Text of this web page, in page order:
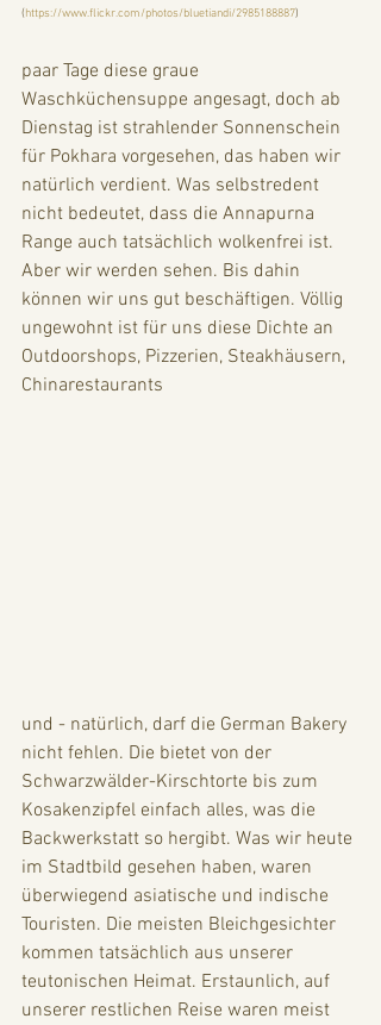
(https://www.flickr.com/photos/bluetiandi/2985188887)
paar Tage diese graue
Waschküchensuppe angesagt, doch ab
Dienstag ist strahlender Sonnenschein
für Pokhara vorgesehen, das haben wir
natürlich verdient. Was selbstredent
nicht bedeutet, dass die Annapurna
Range auch tatsächlich wolkenfrei ist.
Aber wir werden sehen. Bis dahin
können wir uns gut beschäftigen. Völlig
ungewohnt ist für uns diese Dichte an
Outdoorshops, Pizzerien, Steakhäusern,
Chinarestaurants
und - natürlich, darf die German Bakery
nicht fehlen. Die bietet von der
Schwarzwälder-Kirschtorte bis zum
Kosakenzipfel einfach alles, was die
Backwerkstatt so hergibt. Was wir heute
im Stadtbild gesehen haben, waren
überwiegend asiatische und indische
Touristen. Die meisten Bleichgesichter
kommen tatsächlich aus unserer
teutonischen Heimat. Erstaunlich, auf
unserer restlichen Reise waren meist